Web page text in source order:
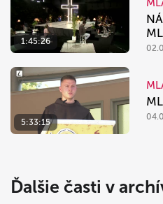
1:45:26
5:33:15
Ďalšie časti v